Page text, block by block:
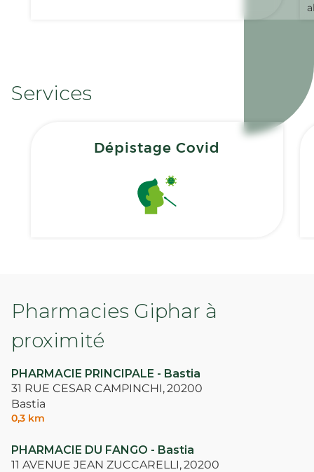
Services
Dépistage Covid
Pharmacies Giphar à
proximité
PHARMACIE PRINCIPALE - Bastia
31 RUE CESAR CAMPINCHI,20200
Bastia
0,3 km
PHARMACIE DU FANGO - Bastia
11 AVENUE JEAN ZUCCARELLI,20200